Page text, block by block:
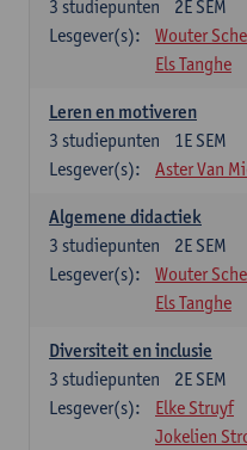
2E SEM
3 studiepunten
Lesgever(s):
Wouter
Els Tanghe
Leren en motiveren
1E SEM
3 studiepunten
Lesgever(s):
Aster Van
Algemene didactiek
2E SEM
3 studiepunten
Lesgever(s):
Wouter
Els Tanghe
Diversiteit en inclusie
2E SEM
3 studiepunten
Lesgever(s):
Elke Struyf
Jokelien